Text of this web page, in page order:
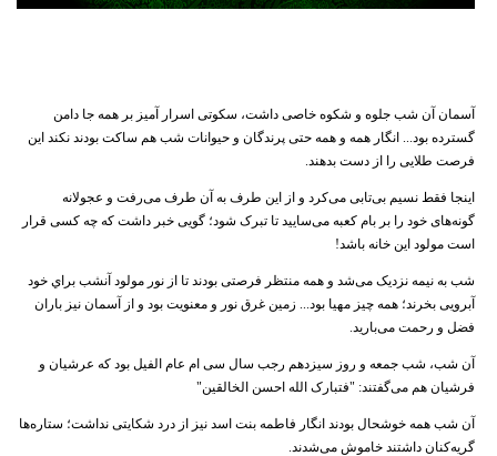
آسمان آن شب جلوه و شکوه خاصی داشت، سکوتی اسرار آمیز بر همه جا دامن
گسترده بود... انگار همه و همه حتی پرندگان و حیوانات شب هم ساکت بودند نکند این
فرصت طلایی را از دست بدهند.
اینجا فقط نسیم بی‌تابی می‌کرد و از این طرف به آن طرف می‌رفت و عجولانه
گونه‌های خود را بر بام کعبه می‌سایید تا تبرک شود؛ گویی خبر داشت که چه کسی قرار
است مولود این خانه باشد!
شب به نیمه نزدیک می‌شد و همه منتظر فرصتی بودند تا از نور مولود آنشب براي خود
آبرویی بخرند؛ همه چیز مهیا بود... زمین غرق نور و معنویت بود و از آسمان نیز باران
فضل و رحمت می‌بارید.
آن شب، شب جمعه و روز سیزدهم رجب سال سی ام عام الفیل بود که عرشیان و
فرشیان هم می‌گفتند: "فتبارک الله احسن الخالقین"
آن شب همه خوشحال بودند انگار فاطمه بنت اسد نیز از درد شکایتی نداشت؛ ستاره‌ها
گریه‌کنان داشتند خاموش می‌شدند.